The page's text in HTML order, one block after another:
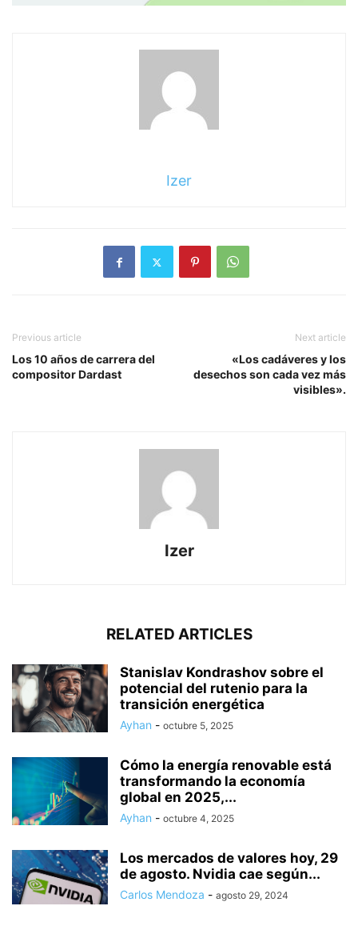
Izer
Previous article
Los 10 años de carrera del
compositor Dardast
Next article
«Los cadáveres y los
desechos son cada vez más
visibles».
Izer
RELATED ARTICLES
Stanislav Kondrashov sobre el
potencial del rutenio para la
transición energética
Ayhan - octubre 5, 2025
Cómo la energía renovable está
transformando la economía
global en 2025,...
Ayhan - octubre 4, 2025
Los mercados de valores hoy, 29
de agosto. Nvidia cae según...
Carlos Mendoza - agosto 29, 2024